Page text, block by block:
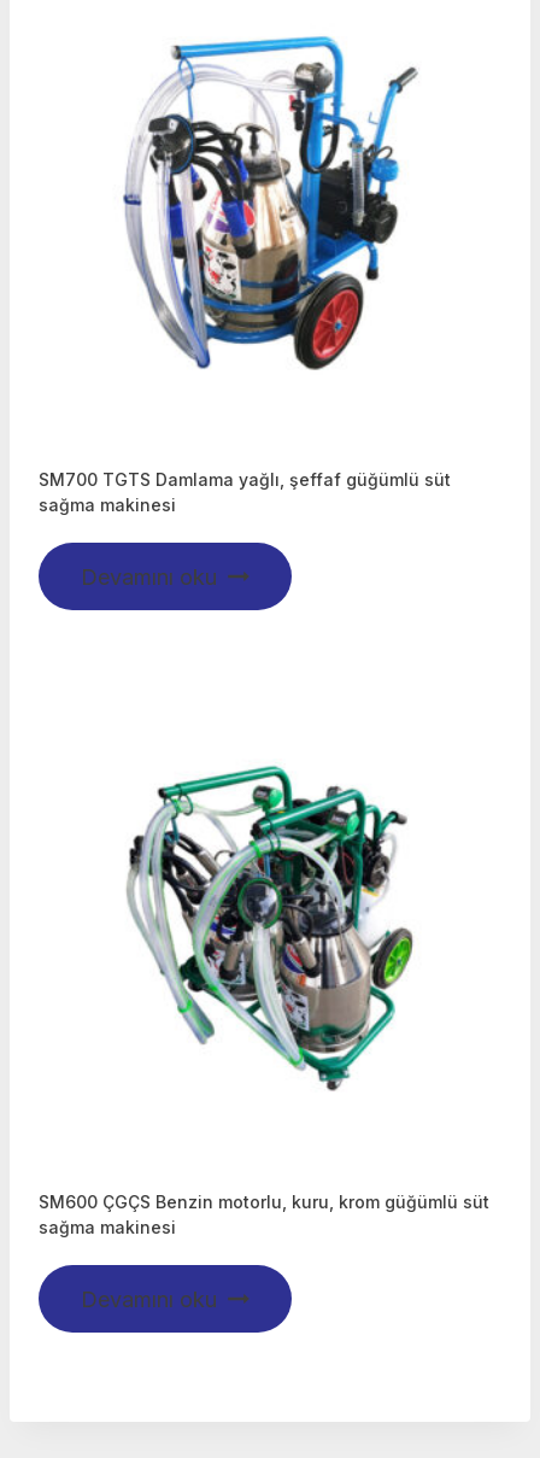
SM700 TGTS Damlama yağlı, şeffaf güğümlü süt
sağma makinesi
Devamını oku
SM600 ÇGÇS Benzin motorlu, kuru, krom güğümlü süt
sağma makinesi
Devamını oku